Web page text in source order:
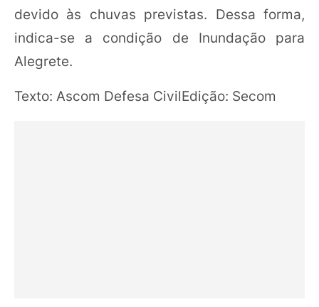
devido às chuvas previstas. Dessa forma,
indica-se a condição de Inundação para
Alegrete.
Texto: Ascom Defesa CivilEdição: Secom